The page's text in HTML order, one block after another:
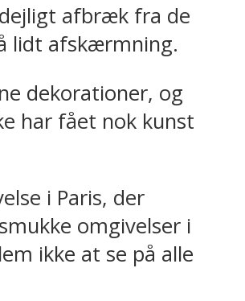
afbræk fra de
lidt afskærmning.
dekorationer, og
har fået nok kunst
i Paris, der
omgivelser i
ikke at se på alle